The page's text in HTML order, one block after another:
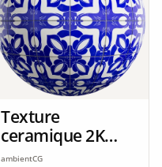
Texture
ceramique 2K
seamless
ambientCG